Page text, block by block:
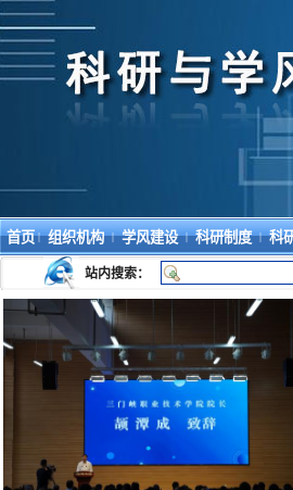
首页 | 组织机构 | 学风建设 | 科研制度 | 科
站内搜索：